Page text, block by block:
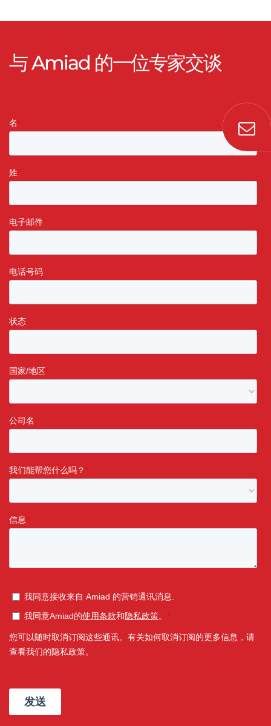
与 Amiad 的一位专家交谈